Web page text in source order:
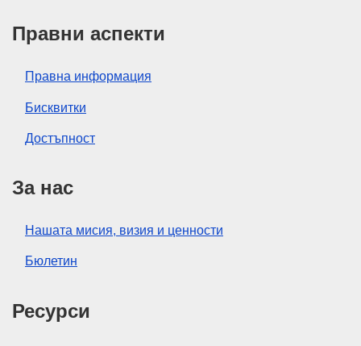
Правни аспекти
Правна информация
Бисквитки
Достъпност
За нас
Нашата мисия, визия и ценности
Бюлетин
Ресурси